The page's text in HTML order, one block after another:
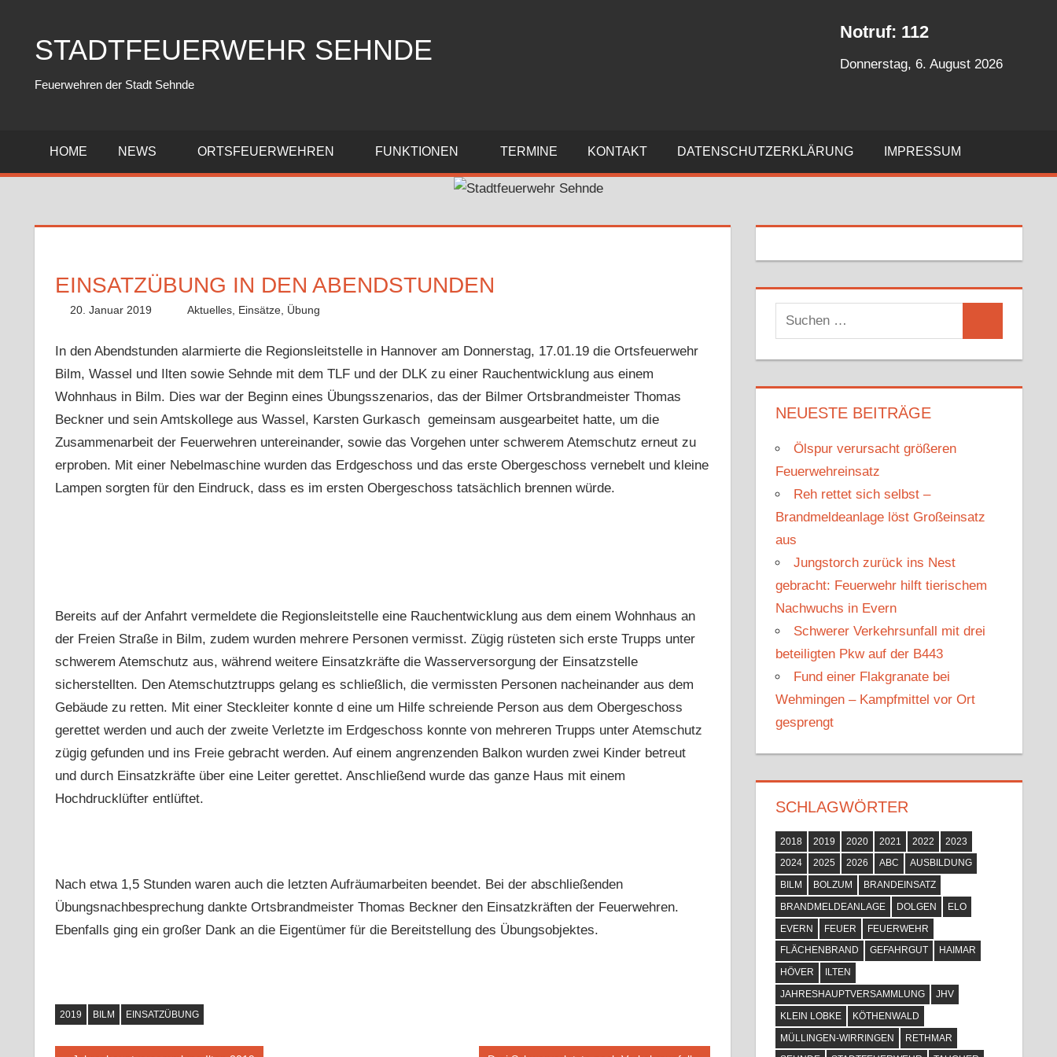
springenSTADTFEUERWEHR SEHNDE
Feuerwehren der Stadt Sehnde
Notruf: 112
Donnerstag, 6. August 2026
HOME NEWS ORTSFEUERWEHREN FUNKTIONEN TERMINE KONTAKT DATENSCHUTZERKLÄRUNG IMPRESSUM
EINSATZÜBUNG IN DEN ABENDSTUNDEN
20. Januar 2019 Fabian
Aktuelles, Einsätze, Übung
In den Abendstunden alarmierte die Regionsleitstelle in Hannover am Donnerstag, 17.01.19 die Ortsfeuerwehr
Bilm, Wassel und Ilten sowie Sehnde mit dem TLF und der DLK zu einer Rauchentwicklung aus einem
Wohnhaus in Bilm. Dies war der Beginn eines Übungsszenarios, das der Bilmer Ortsbrandmeister Thomas
Beckner und sein Amtskollege aus Wassel, Karsten Gurkasch gemeinsam ausgearbeitet hatte, um die
Zusammenarbeit der Feuerwehren untereinander, sowie das Vorgehen unter schwerem Atemschutz erneut zu
erproben. Mit einer Nebelmaschine wurden das Erdgeschoss und das erste Obergeschoss vernebelt und kleine
Lampen sorgten für den Eindruck, dass es im ersten Obergeschoss tatsächlich brennen würde.
Bereits auf der Anfahrt vermeldete die Regionsleitstelle eine Rauchentwicklung aus dem einem Wohnhaus an
der Freien Straße in Bilm, zudem wurden mehrere Personen vermisst. Zügig rüsteten sich erste Trupps unter
schwerem Atemschutz aus, während weitere Einsatzkräfte die Wasserversorgung der Einsatzstelle
sicherstellten. Den Atemschutztrupps gelang es schließlich, die vermissten Personen nacheinander aus dem
Gebäude zu retten. Mit einer Steckleiter konnte d eine um Hilfe schreiende Person aus dem Obergeschoss
gerettet werden und auch der zweite Verletzte im Erdgeschoss konnte von mehreren Trupps unter Atemschutz
zügig gefunden und ins Freie gebracht werden. Auf einem angrenzenden Balkon wurden zwei Kinder betreut
und durch Einsatzkräfte über eine Leiter gerettet. Anschließend wurde das ganze Haus mit einem
Hochdrucklüfter entlüftet.
Nach etwa 1,5 Stunden waren auch die letzten Aufräumarbeiten beendet. Bei der abschließenden
Übungsnachbesprechung dankte Ortsbrandmeister Thomas Beckner den Einsatzkräften der Feuerwehren.
Ebenfalls ging ein großer Dank an die Eigentümer für die Bereitstellung des Übungsobjektes.
2019 BILM EINSATZÜBUNG
u
c
h
e
n
a
c
h
:
NEUESTE BEITRÄGE
Ölspur verursacht größeren
Feuerwehreinsatz
Reh rettet sich selbst –
Brandmeldeanlage löst Großeinsatz
aus
Jungstorch zurück ins Nest
gebracht: Feuerwehr hilft tierischem
Nachwuchs in Evern
Schwerer Verkehrsunfall mit drei
beteiligten Pkw auf der B443
Fund einer Flakgranate bei
Wehmingen – Kampfmittel vor Ort
gesprengt
SCHLAGWÖRTER
2018 2019 2020 2021 2022
2023
2024
2025 2026 ABC
AUSBILDUNG
BILM
BOLZUM
BRANDEINSATZ
BRANDMELDEANLAGE
DOLGEN
ELO
EVERN
FEUER
FEUERWEHR
FLÄCHENBRAND
GEFAHRGUT
HAIMAR
HÖVER
ILTEN
JAHRESHAUPTVERSAMMLUNG
JHV
KLEIN LOBKE
KÖTHENWALD
MÜLLINGEN-WIRRINGEN
RETHMAR